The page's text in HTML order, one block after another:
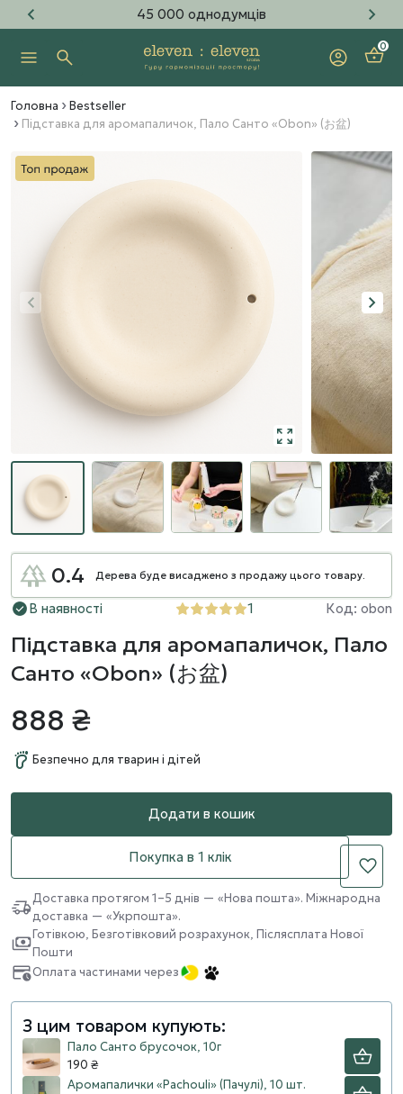
45 000 однодумців
0
Головна
Bestseller
Підставка для аромапаличок, Пало Санто «Obon» (お盆)
0.4 Дерева буде висаджено з продажу цього товару.
В наявності 1 Код: obon
Підставка для аромапаличок, Пало
Санто «Obon» (お盆)
888 ₴
Безпечно для тварин і дітей
Додати в кошик
Покупка в 1 клік
Доставка протягом 1–5 днів — «Нова пошта». Міжнародна
доставка — «Укрпошта».
Готівкою, Безготівковий розрахунок, Післясплата Нової
Пошти
Оплата частинами через
З цим товаром купують:
Пало Санто брусочок, 10г
190 ₴
Аромапалички «Pachouli» (Пачулі), 10 шт.